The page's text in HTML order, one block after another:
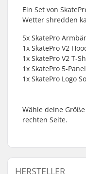
Ein Set von
Wetter shredden
5x SkatePro
1x SkatePro V2
1x SkatePro V2 T-
1x SkatePro 5-
1x SkatePro Logo
Wähle deine
rechten Seite.
HERSTELLER